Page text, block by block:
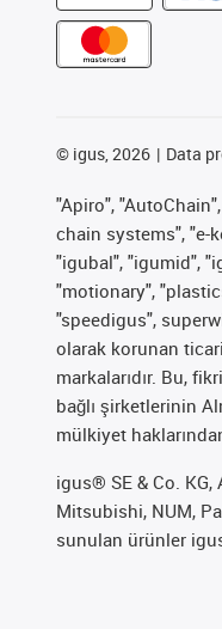
© igus, 2026 Data
"Apiro",
chain systems", "e-
"igubal", "igumid",
"motionary",
"speedigus",
olarak korunan
markalarıdır. Bu,
bağlı şirketlerinin
mülkiyet
igus® SE & Co. KG,
Mitsubishi, NUM,
sunulan ürünler